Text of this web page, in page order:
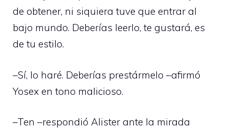
de obtener, ni siquiera tuve que entrar al
bajo mundo. Deberías leerlo, te gustará, es
de tu estilo.
–Sí, lo haré. Deberías prestármelo –afirmó
Yosex en tono malicioso.
–Ten –respondió Alister ante la mirada